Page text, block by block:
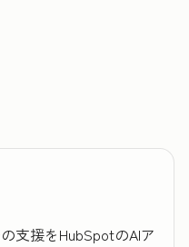
しリーチを拡大する方法
支援をHubSpotのAIア